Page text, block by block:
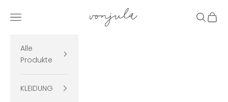
vonjula
Menü Suchen
Alle
Produkte
KLEIDUNG